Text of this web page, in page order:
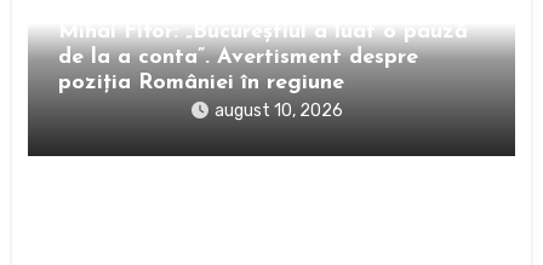
Mihai Fifor: „Bucureștiul a luat o pauză
de la a conta”. Avertisment despre
poziția României în regiune
august 10, 2026